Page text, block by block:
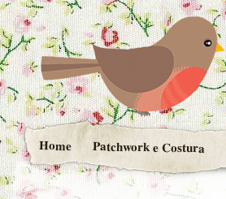
Home Patchwork e Costura